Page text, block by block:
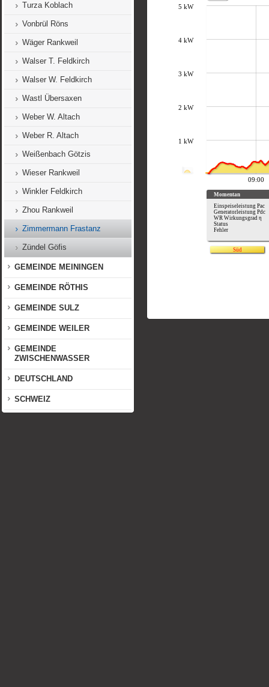
Turza Koblach
Vonbrül Röns
Wäger Rankweil
Walser T. Feldkirch
Walser W. Feldkirch
Wastl Übersaxen
Weber W. Altach
Weber R. Altach
Weißenbach Götzis
Wieser Rankweil
Winkler Feldkirch
Zhou Rankweil
Zimmermann Frastanz
Zündel Göfis
GEMEINDE MEININGEN
GEMEINDE RÖTHIS
GEMEINDE SULZ
GEMEINDE WEILER
GEMEINDE
ZWISCHENWASSER
DEUTSCHLAND
SCHWEIZ